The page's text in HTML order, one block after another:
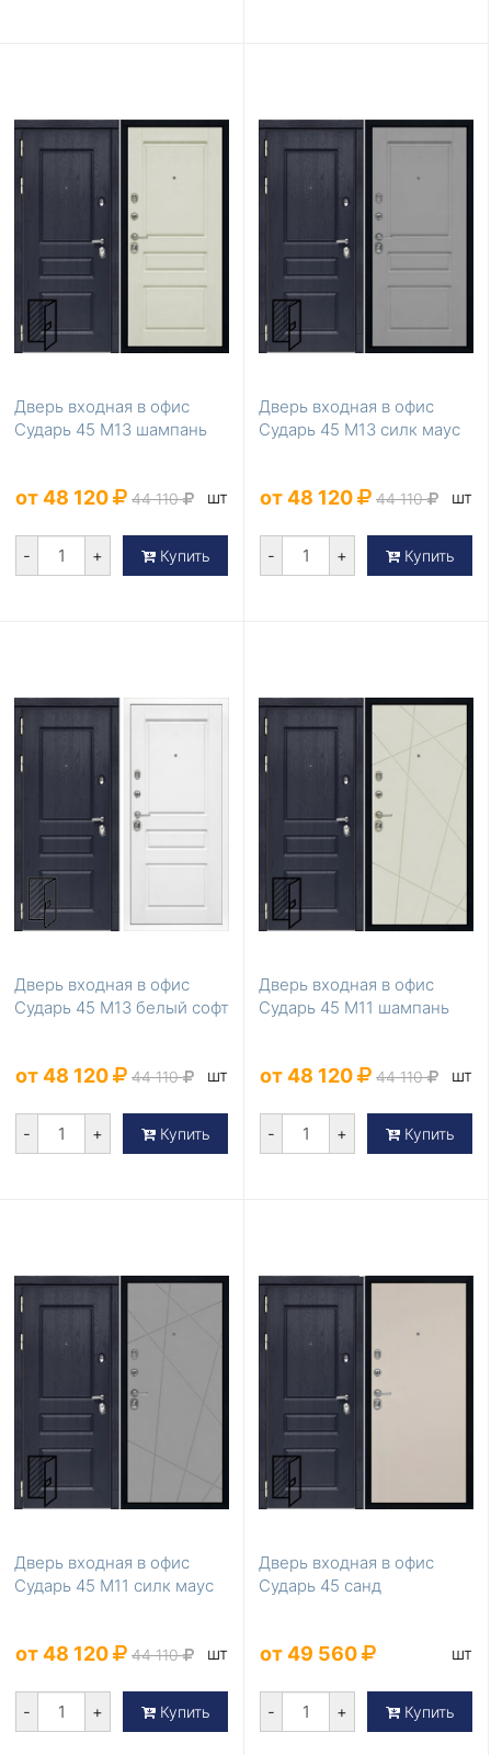
Дверь входная в офис
Сударь 45 М13 шампань
от 48 120 44 110 шт
- + Купить
Дверь входная в офис
Сударь 45 М13 силк маус
от 48 120 44 110 шт
- + Купить
Дверь входная в офис
Сударь 45 М13 белый софт
от 48 120 44 110 шт
- + Купить
Дверь входная в офис
Сударь 45 М11 шампань
от 48 120 44 110 шт
- + Купить
Дверь входная в офис
Сударь 45 М11 силк маус
от 48 120 44 110 шт
- + Купить
Дверь входная в офис
Сударь 45 санд
от 49 560 шт
- + Купить